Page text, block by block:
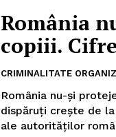
România
copiii.
CRIMINALITATE
România nu-și
dispăruți crește de
ale autorităților